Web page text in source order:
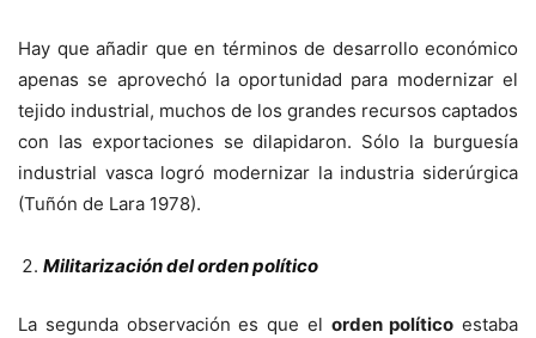
Hay que añadir que en términos de desarrollo económico
apenas se aprovechó la oportunidad para modernizar el
tejido industrial, muchos de los grandes recursos captados
con las exportaciones se dilapidaron. Sólo la burguesía
industrial vasca logró modernizar la industria siderúrgica
(Tuñón de Lara 1978).
Militarización del orden político
La segunda observación es que el orden político estaba